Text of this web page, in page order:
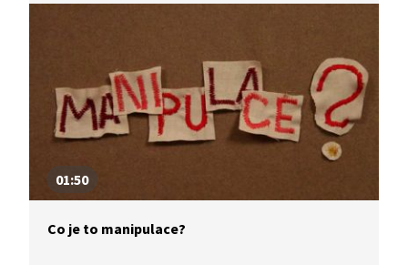
01:50
Co je to manipulace?